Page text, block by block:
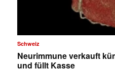
Schweiz
Neurimmune verkauft
und füllt Kasse